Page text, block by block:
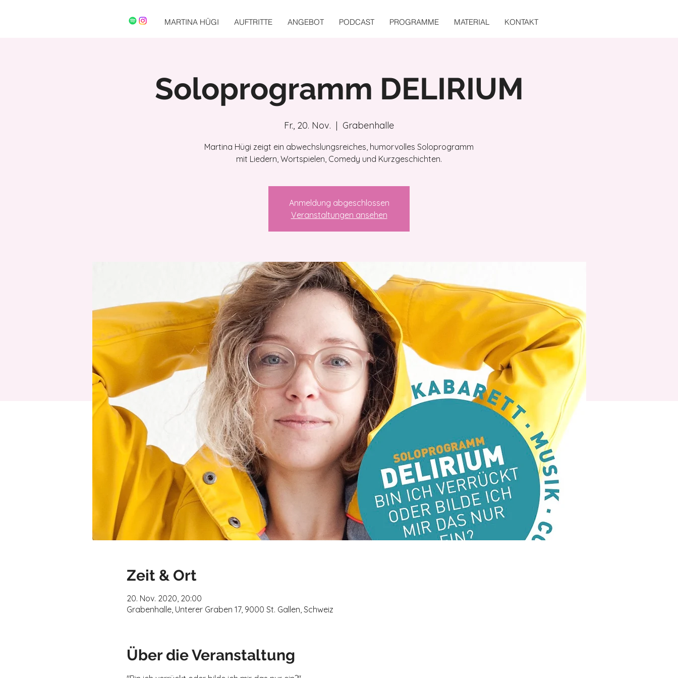
MARTINA HÜGI AUFTRITTE ANGEBOT PODCAST PROGRAMME MATERIAL KONTAKT
Soloprogramm DELIRIUM
Fr., 20. Nov.
  |
Grabenhalle
Martina Hügi zeigt ein abwechslungsreiches, humorvolles Soloprogramm
mit Liedern, Wortspielen, Comedy und Kurzgeschichten.
Anmeldung abgeschlossen
Veranstaltungen ansehen
Zeit & Ort
20. Nov. 2020, 20:00
Grabenhalle, Unterer Graben 17, 9000 St. Gallen, Schweiz
Über die Veranstaltung